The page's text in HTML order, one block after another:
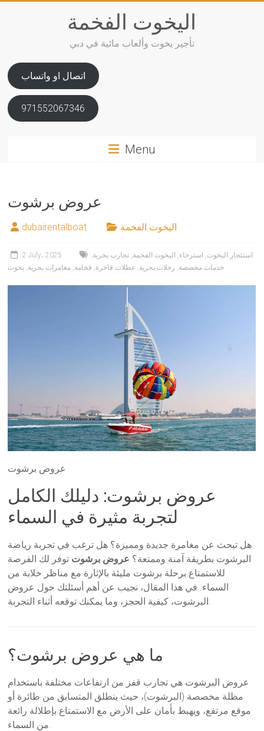
اليخوت الفخمة
تأجير يخوت وألعاب مائية في دبي
اتصال او واتساب
971552067346
Menu
عروض برشوت
dubairentalboat اليخوت الفخمة
2 July، 2025 استئجار اليخوت, استرخاء, اليخوت الفخمة, تجارب بحرية,
خدمات مخصصة, رحلات بحرية, عطلات فاخرة, فخامة, مغامرات بحرية, يخوت
عروض برشوت
عروض برشوت: دليلك الكامل
لتجربة مثيرة في السماء
هل تبحث عن مغامرة جديدة ومميزة؟ هل ترغب في تجربة رياضة
البرشوت بطريقة آمنة وممتعة؟ عروض برشوت توفر لك الفرصة
للاستمتاع برحلة برشوت مليئة بالإثارة مع مناظر خلابة من
السماء. في هذا المقال، نجيب عن أهم أسئلتك حول عروض
البرشوت، كيفية الحجز، وما يمكنك توقعه أثناء التجربة.
ما هي عروض برشوت؟
عروض البرشوت هي تجارب قفز من ارتفاعات مختلفة باستخدام
مظلة مخصصة (البرشوت)، حيث ينطلق المتسابق من طائرة أو
موقع مرتفع، ويهبط بأمان على الأرض مع الاستمتاع بإطلالة رائعة
من السماء.